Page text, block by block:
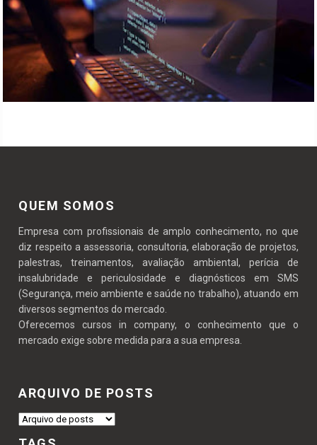
CTM - Centro de
Treinamento Móvel - A7
Consultoria e
Treinamentos...
Software de gestão de
treinamentos
Este software possibilita a gestão de todos
os treinamentos pelo GRUPO A7 e o
cliente, pelo sistema
QUEM SOMOS
Empresa com profissionais de amplo conhecimento, no que
diz respeito a assessoria, consultoria, elaboração de projetos,
palestras, treinamentos, avaliação ambiental, perícia de
insalubridade e periculosidade e diagnósticos em SMS
(Segurança, meio ambiente e saúde no trabalho), atuando em
diversos segmentos do mercado.
Oferecemos cursos in company, o conhecimento que o
mercado exige sobre medida para a sua empresa.
ARQUIVO DE POSTS